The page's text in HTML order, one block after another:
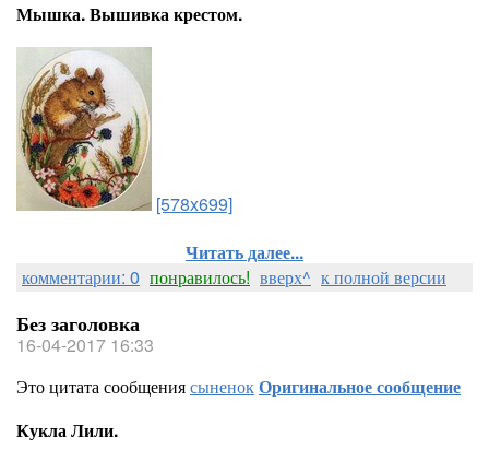
Мышка. Вышивка крестом.
[578x699]
Читать далее...
комментарии: 0 понравилось! вверх^ к полной версии
Без заголовка
16-04-2017 16:33
Это цитата сообщениясыненокОригинальное сообщение
Кукла Лили.